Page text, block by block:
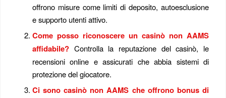
offrono misure come limiti di deposito, autoesclusione
e supporto utenti attivo.
Come posso riconoscere un casinò non AAMS
affidabile?Controlla la reputazione del casinò, le
recensioni online e assicurati che abbia sistemi di
protezione del giocatore.
Ci sono casinò non AAMS che offrono bonus di